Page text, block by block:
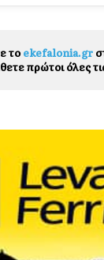
το ekefalonia.gr
πρώτοι όλες